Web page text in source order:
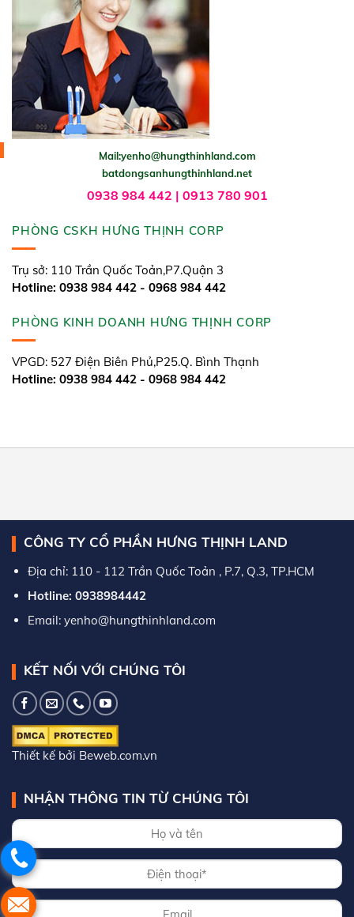
Mail:yenho@hungthinhland.com
batdongsanhungthinhland.net
0938 984 442 | 0913 780 901
PHÒNG CSKH HƯNG THỊNH CORP
Trụ sở: 110 Trần Quốc Toản,P7.Quận 3
Hotline: 0938 984 442 - 0968 984 442
PHÒNG KINH DOANH HƯNG THỊNH CORP
VPGD: 527 Điện Biên Phủ,P25.Q. Bình Thạnh
Hotline: 0938 984 442 - 0968 984 442
CÔNG TY CỔ PHẦN HƯNG THỊNH LAND
Địa chỉ: 110 - 112 Trần Quốc Toản , P.7, Q.3, TP.HCM
Hotline: 0938984442
Email: yenho@hungthinhland.com
KẾT NỐI VỚI CHÚNG TÔI
Thiết kế bởi Beweb.com.vn
NHẬN THÔNG TIN TỪ CHÚNG TÔI